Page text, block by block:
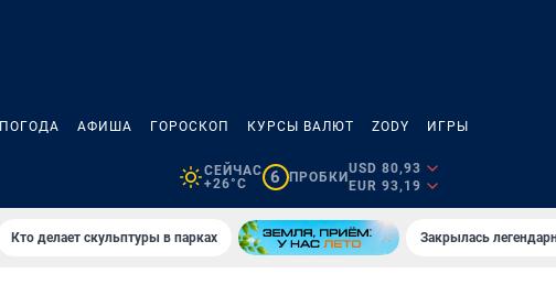
ПОГОДА АФИША ГОРОСКОП КУРСЫ ВАЛЮТ ZODY ИГРЫ
СЕЙЧАС
+26°C
6 ПРОБКИ
USD 80,93
EUR 93,19
Кто делает скульптуры в парках Закрылась